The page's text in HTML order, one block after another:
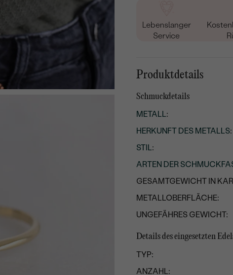
Lebenslanger
Service
Produktdetails
Schmuckdetails
METALL:
HERKUNFT DES METALLS:
STIL:
ARTEN DER
GESAMTGEWICHT IN
METALLOBERFLÄCHE:
UNGEFÄHRES GEWICHT:
Details des eingesetzten
TYP:
ANZAHL: